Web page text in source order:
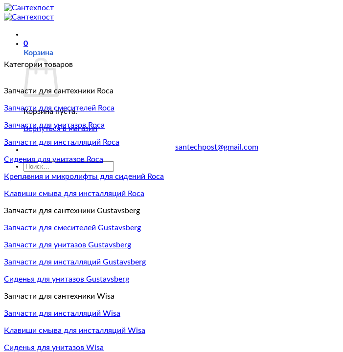
0
Корзина
Корзина пуста.
Вернуться в магазин
santechpost@gmail.com
Искать:
Категории товаров
Запчасти для сантехники Roca
Запчасти для смесителей Roca
Запчасти для унитазов Roca
Запчасти для инсталляций Roca
Сидения для унитазов Roca
Крепления и микролифты для сидений Roca
Клавиши смыва для инсталляций Roca
Запчасти для сантехники Gustavsberg
Запчасти для смесителей Gustavsberg
Запчасти для унитазов Gustavsberg
Запчасти для инсталляций Gustavsberg
Сиденья для унитазов Gustavsberg
Запчасти для сантехники Wisa
Запчасти для инсталляций Wisa
Клавиши смыва для инсталляций Wisa
Сиденья для унитазов Wisa